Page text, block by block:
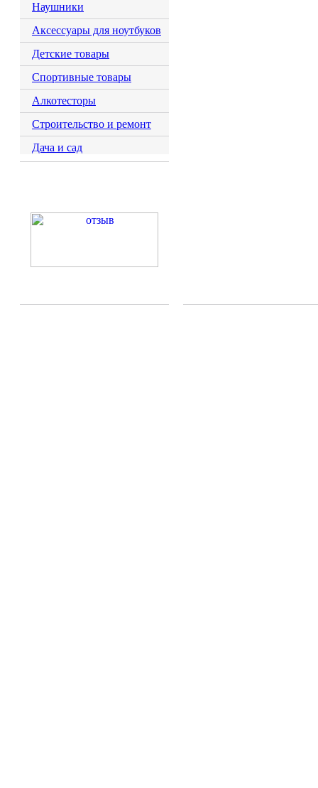
Наушники
Аксессуары для ноутбуков
Детские товары
Спортивные товары
Алкотесторы
Строительство и ремонт
Дача и сад